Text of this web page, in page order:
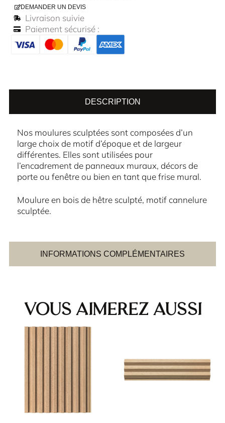
DEMANDER UN DEVIS
Livraison suivie
Paiement sécurisé :
DESCRIPTION
INFORMATIONS COMPLÉMENTAIRES
Nos moulures sculptées sont composées d’un
large choix de motif d’époque et de largeur
différentes. Elles sont utilisées pour
l’encadrement de panneaux muraux, décors de
porte ou fenêtre ou bien en tant que frise mural.
Moulure en bois de hêtre sculpté, motif cannelure
sculptée.
Vous aimerez aussi